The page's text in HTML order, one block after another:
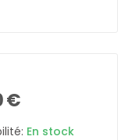
€
En stock